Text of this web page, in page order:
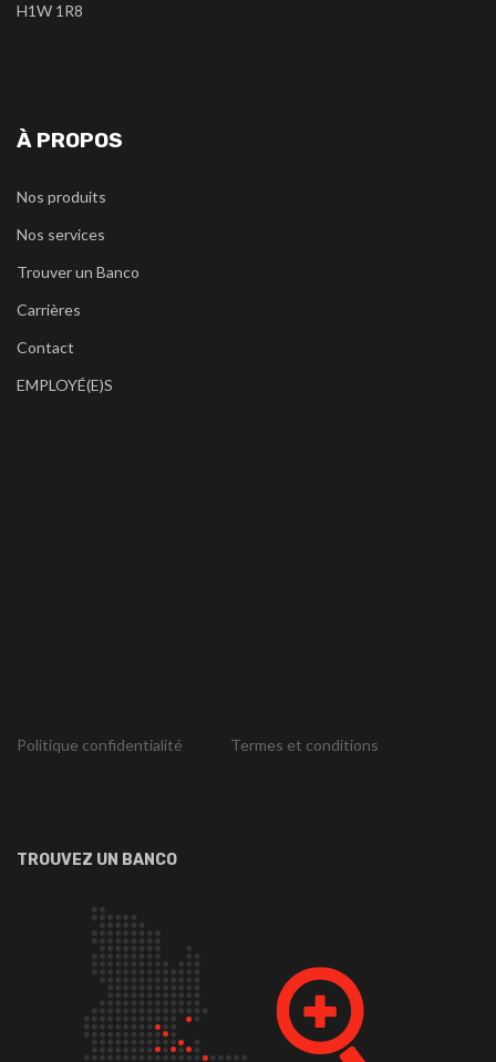
H1W 1R8
À PROPOS
Nos produits
Nos services
Trouver un Banco
Carrières
Contact
EMPLOYÉ(E)S
Politique confidentialité Termes et conditions
TROUVEZ UN BANCO